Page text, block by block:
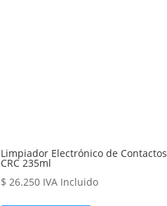
Limpiador Electrónico de Contactos
CRC 235ml
$ 26.250 IVA Incluido